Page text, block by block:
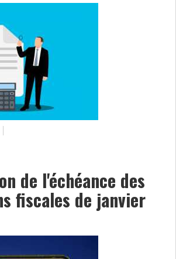
de l'échéance des
fiscales de janvier